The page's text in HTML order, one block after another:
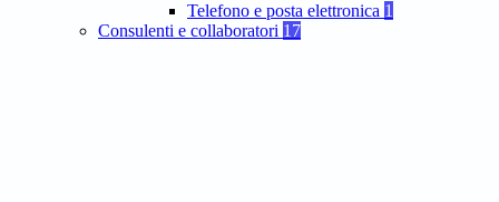
Telefono e posta elettronica 1
Consulenti e collaboratori 17